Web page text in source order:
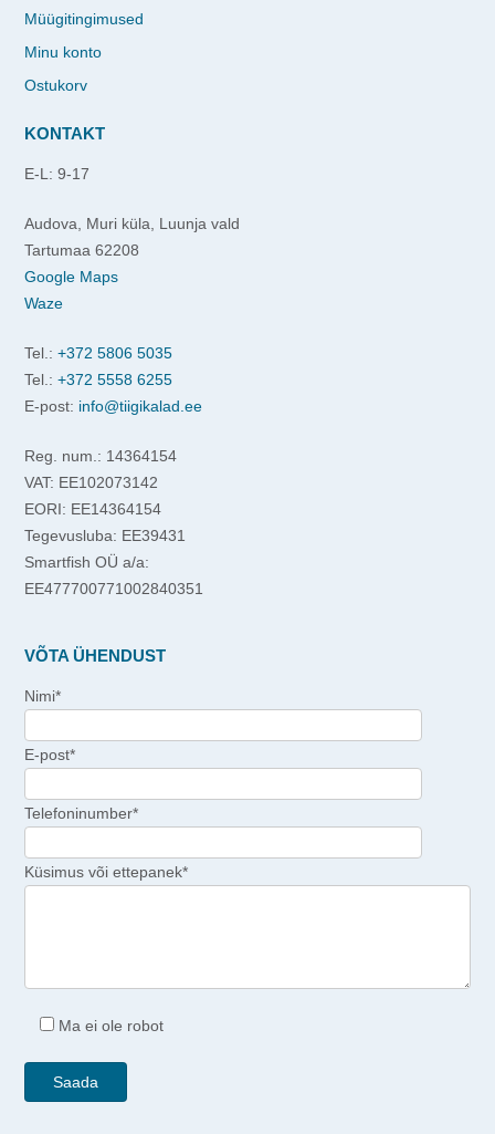
Müügitingimused
Minu konto
Ostukorv
KONTAKT
E-L: 9-17
Audova, Muri küla, Luunja vald
Tartumaa 62208
Google Maps
Waze
Tel.: +372 5806 5035
Tel.: +372 5558 6255
E-post: info@tiigikalad.ee
Reg. num.: 14364154
VAT: EE102073142
EORI: EE14364154
Tegevusluba: EE39431
Smartfish OÜ a/a:
EE477700771002840351
VÕTA ÜHENDUST
Nimi*
E-post*
Telefoninumber*
Küsimus või ettepanek*
Ma ei ole robot